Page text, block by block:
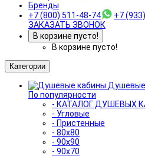
Бренды
+7 (800) 511-48-74
+7
ЗАКАЗАТЬ ЗВОНОК
В корзине пусто!
В корзине пусто!
Категории
По популярности
- КАТАЛОГ ДУШЕВЫХ
- Угловые
- Пристенные
- 80x80
- 90x90
- 90x70